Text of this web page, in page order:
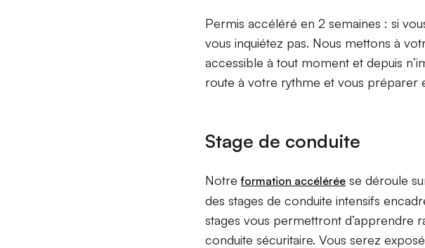
Permis accéléré en 2 semaines : si
vous inquiétez pas. Nous mettons à
accessible à tout moment et depuis
route à votre rythme et vous préparer
Stage de conduite
Notreformation accélérée se déroule
des stages de conduite intensifs
stages vous permettront d’apprendre
conduite sécuritaire. Vous serez